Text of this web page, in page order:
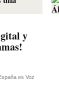
y
es Voz